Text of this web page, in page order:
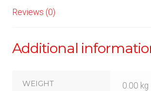
Reviews (0)
Additional
WEIGHT 0.00 kg